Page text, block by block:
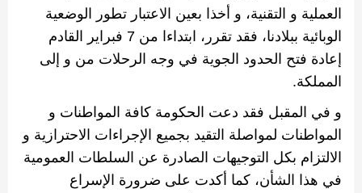
العملية و التقنية، و أخذا بعين الاعتبار تطور الوضعية
الوبائية ببلادنا، فقد تقرر، ابتداءا من 7 فبراير القادم
إعادة فتح الحدود الجوية في وجه الرحلات من و إلى
المملكة.
و في المقبل فقد دعت الحكومة كافة المواطنات و
المواطنات لمواصلة التقيد بجميع الإجراءات الاحترازية و
الالتزام بكل التوجيهات الصادرة عن السلطات العمومية
في هذا الشأن، كما أكدت على ضرورة الإسراع